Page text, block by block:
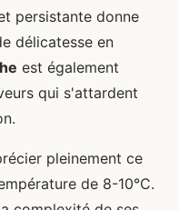
persistante donne
délicatesse en
est également
qui s'attardent
pleinement ce
de 8-10°C.